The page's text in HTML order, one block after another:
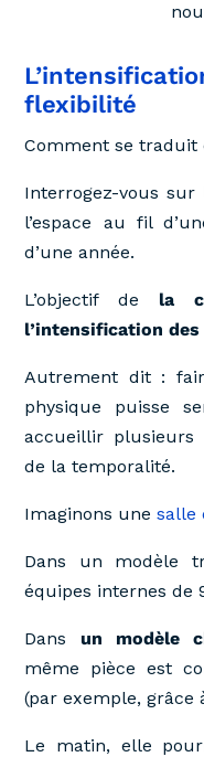
flexibilité
Comment se traduit
Interrogez-vous
l’espace au fil
d’une année.
L’objectif de la
l’intensification des
Autrement dit :
physique puisse
accueillir plusieurs
de la temporalité.
Imaginons unesalle
Dans un modèle
équipes internes de
Dans un modèle
même pièce est
(par exemple,
Le matin, elle